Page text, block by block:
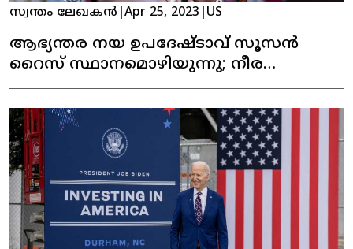
സ്വന്തം ലേഖകൻ Apr 25, 2023 US
ആഭ്യന്തര നയ ഉപദേഷ്ടാവ് സൂസൻ
റൈസ് സ്ഥാനമൊഴിയുന്നു; നീര
ടാൻഡനു സാധ്യത